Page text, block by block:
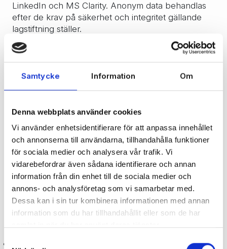
Samtycke Information Om
Denna webbplats använder cookies
Vi använder enhetsidentifierare för att anpassa innehållet
och annonserna till användarna, tillhandahålla funktioner
för sociala medier och analysera vår trafik. Vi
vidarebefordrar även sådana identifierare och annan
information från din enhet till de sociala medier och
annons- och analysföretag som vi samarbetar med.
Dessa kan i sin tur kombinera informationen med annan
information som du har tillhandahållit eller som de har
LinkedIn och MS Clarity. Anonym data behandlas
efter de krav på säkerhet och integritet gällande
lagstiftning ställer.
Personuppgifter
Beroende på om besökare ger oss tillstånd kan
cookies också komma att användas för att
behandla personuppgifter. Mer specifikt: Med
e-postadress och aktiviteter.
Med det stödet kan Specter använda
personuppgifter för att registrera vad en besökare
gör under besöket. Informationen används för att
kunna visa besökarna mer relevant innehåll på våra
webbplatser, det vill säga för att personanpassa
innehållet.
De personuppgifter vi använder på det sättet är till